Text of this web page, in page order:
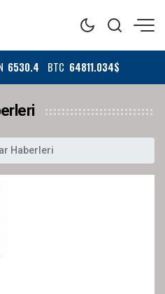
6530.4 BTC 64811.034$
Haberleri